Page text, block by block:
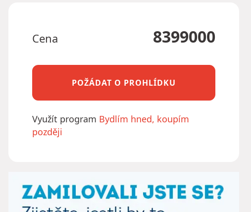
Cena 8399000
POŽÁDAT O PROHLÍDKU
Využít program Bydlím hned, koupím
později